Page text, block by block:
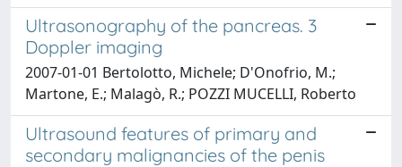
Ultrasonography of the pancreas. 3
Doppler imaging
2007-01-01 Bertolotto, Michele; D'Onofrio, M.;
Martone, E.; Malagò, R.; POZZI MUCELLI, Roberto
Ultrasound features of primary and
secondary malignancies of the penis